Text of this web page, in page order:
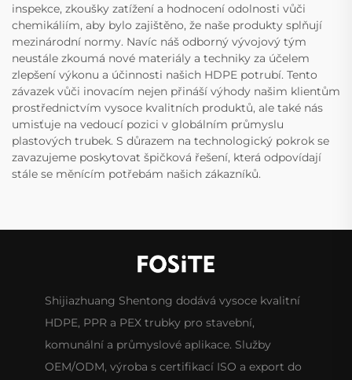
inspekce, zkoušky zatížení a hodnocení odolnosti vůči
chemikáliím, aby bylo zajištěno, že naše produkty splňují
mezinárodní normy. Navíc náš odborný vývojový tým
neustále zkoumá nové materiály a techniky za účelem
zlepšení výkonu a účinnosti našich HDPE potrubí. Tento
závazek vůči inovacím nejen přináší výhody našim klientům
prostřednictvím vysoce kvalitních produktů, ale také nás
umisťuje na vedoucí pozici v globálním průmyslu
plastových trubek. S důrazem na technologický pokrok se
zavazujeme poskytovat špičková řešení, která odpovídají
stále se měnícím potřebám našich zákazníků.
Shijiazhuang Shentong dodává vysoce kvalitní
HDPE, PPR a PEX trubky pro stavební,
komunální a průmyslové aplikace. Služby
OEM/ODM, výroba s certifikací ISO a export do